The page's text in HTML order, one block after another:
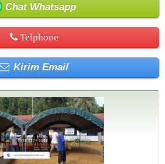
Chat Whatsapp
Telphone
Kirim Email